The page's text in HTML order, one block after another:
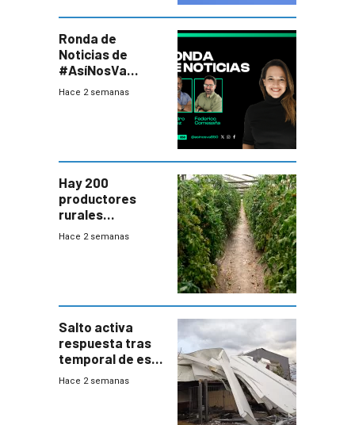
Ronda de
Noticias de
#AsíNosVa
(20/7/26)
Hace 2 semanas
Hay 200
productores
rurales
afectados tras
Hace 2 semanas
Salto activa
respuesta tras
temporal de este
sábado con
Hace 2 semanas